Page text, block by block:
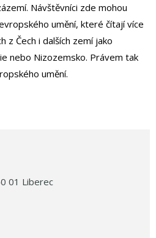
Návštěvníci zde mohou
umění, které čítají více
z Čech i dalších zemí jako
nebo Nizozemsko. Právem tak
umění.
01 Liberec